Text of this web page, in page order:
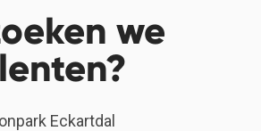
we
Eckartdal